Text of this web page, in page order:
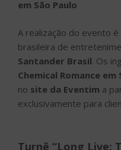
em São Paulo
A realização do evento é
brasileira de
Santander Brasil. Os
Chemical Romance em
no site da Eventim a
exclusivamente para
Turnê “Long Live: